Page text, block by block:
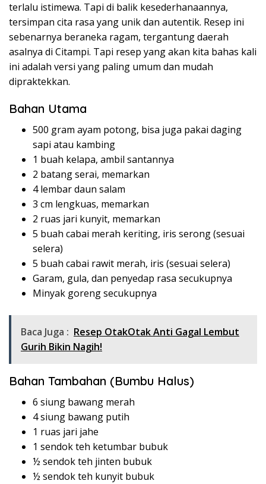
terlalu istimewa. Tapi di balik kesederhanaannya,
tersimpan cita rasa yang unik dan autentik. Resep ini
sebenarnya beraneka ragam, tergantung daerah
asalnya di Citampi. Tapi resep yang akan kita bahas kali
ini adalah versi yang paling umum dan mudah
dipraktekkan.
Bahan Utama
500 gram ayam potong, bisa juga pakai daging
sapi atau kambing
1 buah kelapa, ambil santannya
2 batang serai, memarkan
4 lembar daun salam
3 cm lengkuas, memarkan
2 ruas jari kunyit, memarkan
5 buah cabai merah keriting, iris serong (sesuai
selera)
5 buah cabai rawit merah, iris (sesuai selera)
Garam, gula, dan penyedap rasa secukupnya
Minyak goreng secukupnya
Baca Juga : Resep OtakOtak Anti Gagal Lembut
Gurih Bikin Nagih!
Bahan Tambahan (Bumbu Halus)
6 siung bawang merah
4 siung bawang putih
1 ruas jari jahe
1 sendok teh ketumbar bubuk
½ sendok teh jinten bubuk
½ sendok teh kunyit bubuk